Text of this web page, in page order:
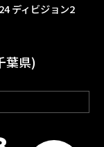
ディビジョン2
葉県)